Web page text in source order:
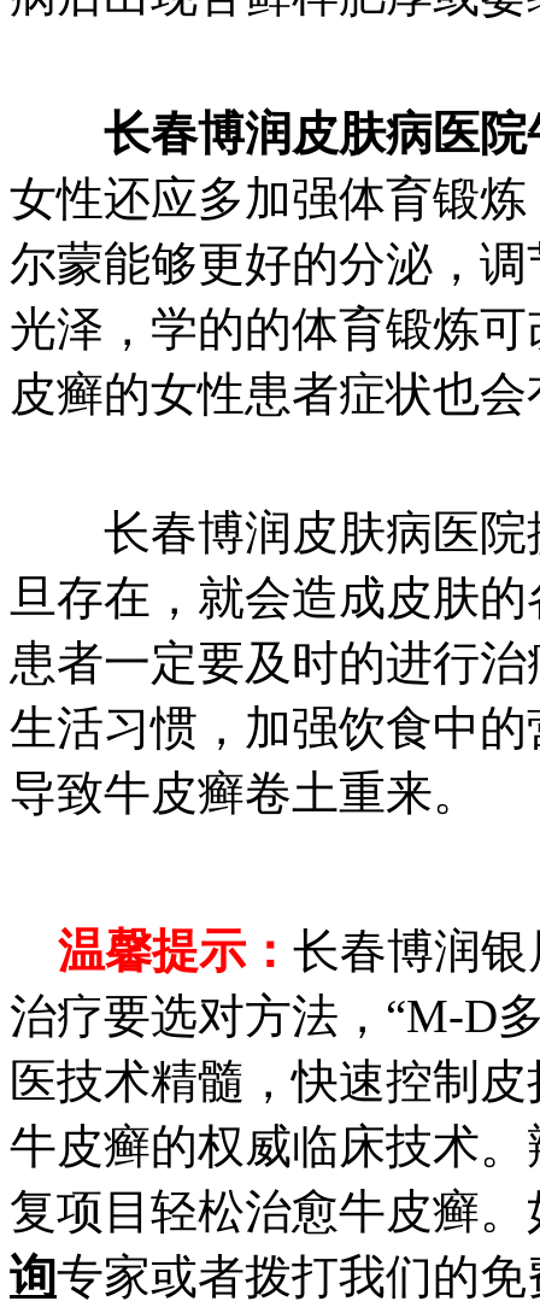
长春博润皮肤病医
女性还应多加强体育锻
尔蒙能够更好的分泌，
光泽，学的的体育锻炼
皮癣的女性患者症状也
长春博润皮肤病医院
旦存在，就会造成皮肤
患者一定要及时的进行
生活习惯，加强饮食中
导致牛皮癣卷土重来。
温馨提示： 长春博润
治疗要选对方法，“M-D
医技术精髓，快速控制
牛皮癣的权威临床技术
复项目轻松治愈牛皮癣
询专家或者拨打我们的